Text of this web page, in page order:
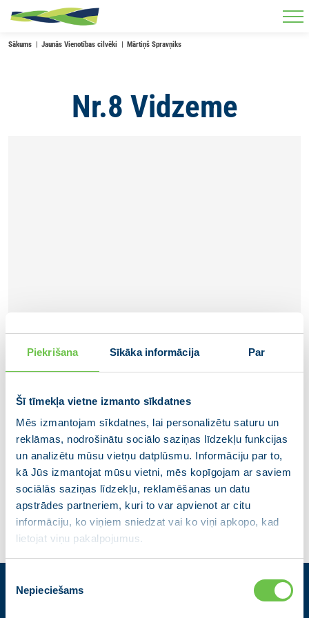
Piekrišana Sīkāka informācija Par
Šī tīmekļa vietne izmanto sīkdatnes
Mēs izmantojam sīkdatnes, lai personalizētu saturu un
reklāmas, nodrošinātu sociālo saziņas līdzekļu funkcijas
un analizētu mūsu vietņu datplūsmu. Informāciju par to,
kā Jūs izmantojat mūsu vietni, mēs kopīgojam ar saviem
sociālās saziņas līdzekļu, reklamēšanas un datu
apstrādes partneriem, kuri to var apvienot ar citu
informāciju, ko viņiem sniedzat vai ko viņi apkopo, kad
lietojat viņu pakalpojumus.
izvēle
Nepieciešams
Skip to main content
Sākums Jaunās Vienotības cilvēki Mārtiņš Spravņiks
Nr.8 Vidzeme
Mārtiņš Spravņiks
Uzņēmējs